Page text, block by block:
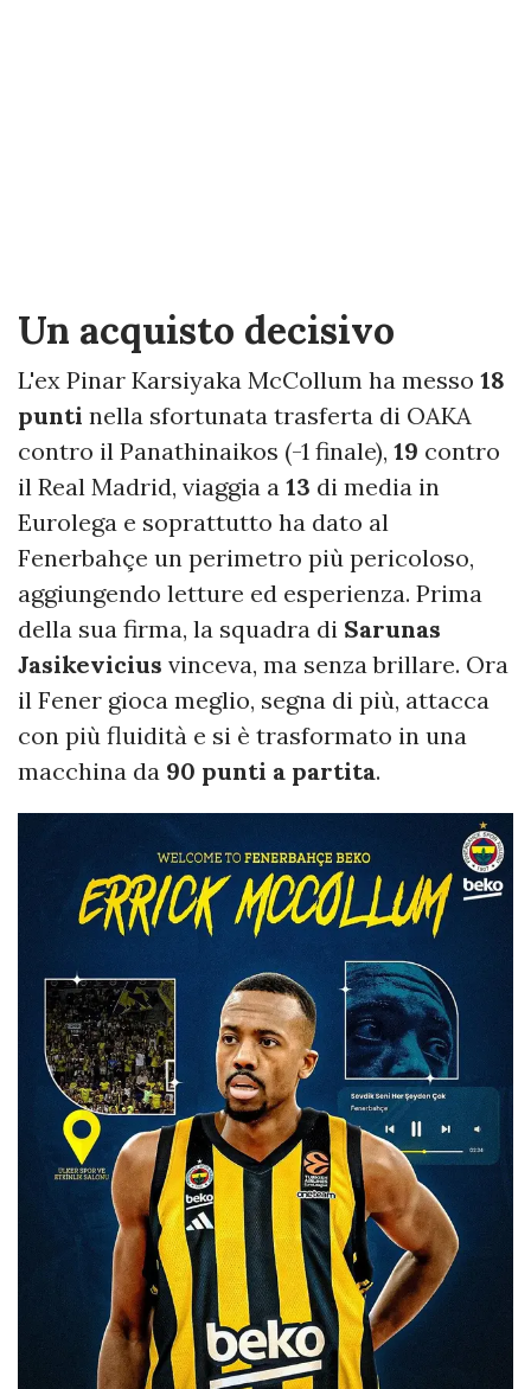
Un acquisto decisivo
L'ex Pinar Karsiyaka McCollum ha messo 18
punti nella sfortunata trasferta di OAKA
contro il Panathinaikos (-1 finale), 19 contro
il Real Madrid, viaggia a 13 di media in
Eurolega e soprattutto ha dato al
Fenerbahçe un perimetro più pericoloso,
aggiungendo letture ed esperienza. Prima
della sua firma, la squadra di Sarunas
Jasikevicius vinceva, ma senza brillare. Ora
il Fener gioca meglio, segna di più, attacca
con più fluidità e si è trasformato in una
macchina da 90 punti a partita.